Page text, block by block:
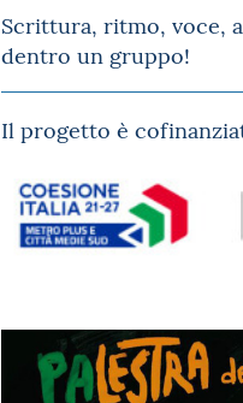
Scrittura, ritmo, voce,
dentro un gruppo!
Il progetto è